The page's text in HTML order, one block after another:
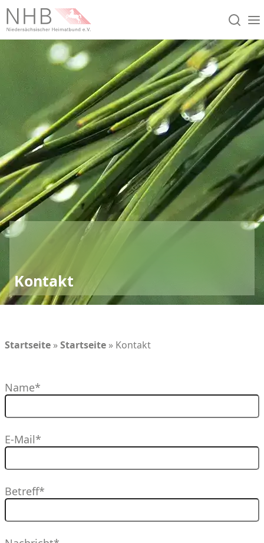
Kontakt
Startseite »Startseite » Kontakt
Name*
E-Mail*
Betreff*